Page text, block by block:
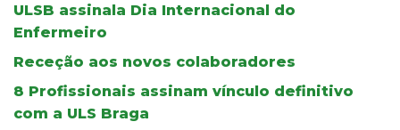
ULSB assinala Dia Internacional do
Enfermeiro
Receção aos novos colaboradores
8 Profissionais assinam vínculo definitivo
com a ULS Braga